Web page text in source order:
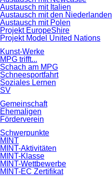
Austausch mit Italien
Austausch mit den Niederlanden
Austausch mit Polen
Projekt EuropeShire
Projekt Model United Nations
Kunst-Werke
MPG trifft...
Schach am MPG
Schneesportfahrt
Soziales Lernen
SV
Gemeinschaft
Ehemaligen
Förderverein
Schwerpunkte
MINT
MINT-Aktivitäten
MINT-Klasse
MINT-Wettbewerbe
MINT-EC Zertifikat